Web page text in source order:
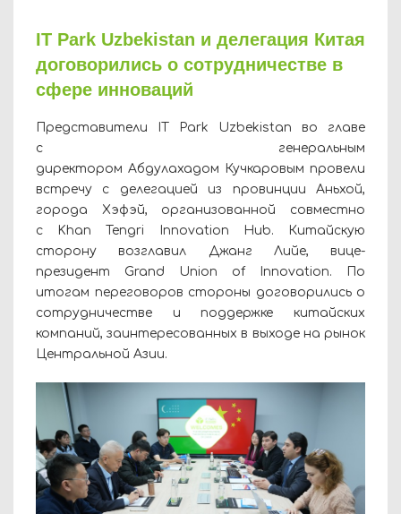
IT Park Uzbekistan и делегация Китая
договорились о сотрудничестве в
сфере инноваций
Представители IT Park Uzbekistan во главе
с генеральным
директором Абдулахадом Кучкаровым провели
встречу с делегацией из провинции Аньхой,
города Хэфэй, организованной совместно
с Khan Tengri Innovation Hub. Китайскую
сторону возглавил Джанг Лийе, вице-
президент Grand Union of Innovation. По
итогам переговоров стороны договорились о
сотрудничестве и поддержке китайских
компаний, заинтересованных в выходе на рынок
Центральной Азии.